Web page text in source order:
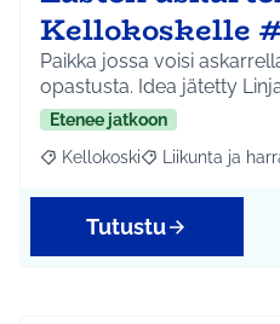
Kellokoskelle
Paikka jossa voisi
opastusta. Idea
Etenee jatkoon
Rajaa tulokset aihepiirin
Kellokoski Rajaa tulokset
Liikunta ja
Tutustu